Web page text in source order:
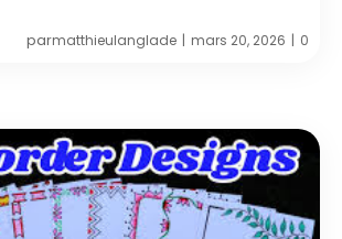
parmatthieulanglade | mars 20, 2026 | 0